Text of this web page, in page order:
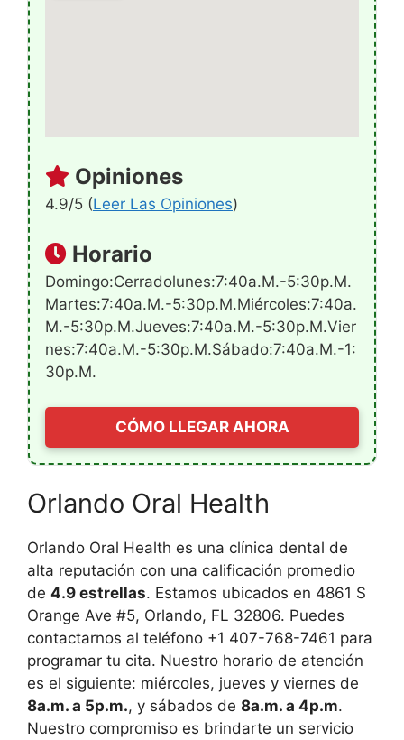
Opiniones
4.9/5 (Leer Las Opiniones)
Horario
Domingo:Cerradolunes:7:40a.m.-5:30p.m.
Martes:7:40a.m.-5:30p.m.miércoles:7:40a.
M.-5:30p.m.jueves:7:40a.m.-5:30p.m.vier
Nes:7:40a.m.-5:30p.m.sábado:7:40a.m.-1:
30p.m.
CÓMO LLEGAR AHORA
Orlando Oral Health
Orlando Oral Health es una clínica dental de
alta reputación con una calificación promedio
de 4.9 estrellas. Estamos ubicados en 4861 S
Orange Ave #5, Orlando, FL 32806. Puedes
contactarnos al teléfono +1 407-768-7461 para
programar tu cita. Nuestro horario de atención
es el siguiente: miércoles, jueves y viernes de
8a.m. a 5p.m., y sábados de 8a.m. a 4p.m.
Nuestro compromiso es brindarte un servicio